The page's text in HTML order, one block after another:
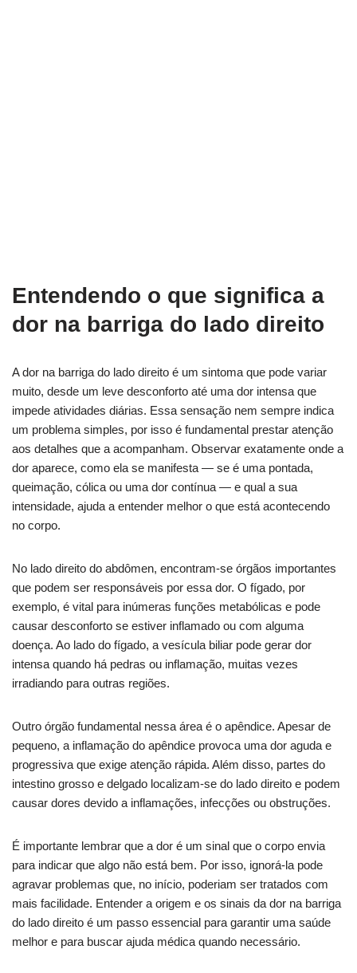
Entendendo o que significa a
dor na barriga do lado direito
A dor na barriga do lado direito é um sintoma que pode variar
muito, desde um leve desconforto até uma dor intensa que
impede atividades diárias. Essa sensação nem sempre indica
um problema simples, por isso é fundamental prestar atenção
aos detalhes que a acompanham. Observar exatamente onde a
dor aparece, como ela se manifesta — se é uma pontada,
queimação, cólica ou uma dor contínua — e qual a sua
intensidade, ajuda a entender melhor o que está acontecendo
no corpo.
No lado direito do abdômen, encontram-se órgãos importantes
que podem ser responsáveis por essa dor. O fígado, por
exemplo, é vital para inúmeras funções metabólicas e pode
causar desconforto se estiver inflamado ou com alguma
doença. Ao lado do fígado, a vesícula biliar pode gerar dor
intensa quando há pedras ou inflamação, muitas vezes
irradiando para outras regiões.
Outro órgão fundamental nessa área é o apêndice. Apesar de
pequeno, a inflamação do apêndice provoca uma dor aguda e
progressiva que exige atenção rápida. Além disso, partes do
intestino grosso e delgado localizam-se do lado direito e podem
causar dores devido a inflamações, infecções ou obstruções.
É importante lembrar que a dor é um sinal que o corpo envia
para indicar que algo não está bem. Por isso, ignorá-la pode
agravar problemas que, no início, poderiam ser tratados com
mais facilidade. Entender a origem e os sinais da dor na barriga
do lado direito é um passo essencial para garantir uma saúde
melhor e para buscar ajuda médica quando necessário.